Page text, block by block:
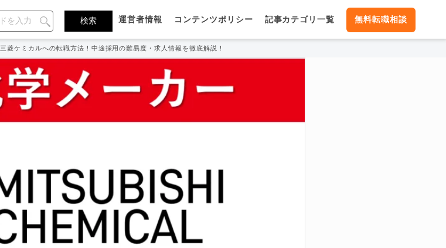
運営者情報 コンテンツポリシー 記事カテゴリ一覧 無料転職相談
三菱ケミカルへの転職方法！中途採用の難易度・求人情報を徹底解説！